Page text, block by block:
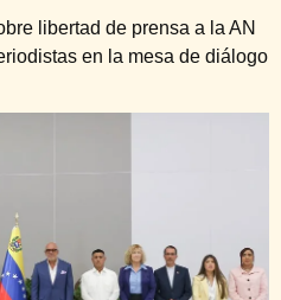
libertad de prensa a la AN
en la mesa de diálogo